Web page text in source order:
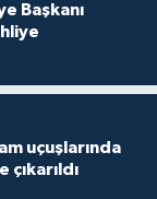
Başkanı
uçuşlarında